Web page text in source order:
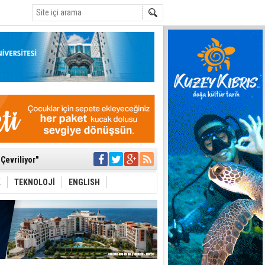
Çevriliyor"
en temel
Festival
yitirdi
geliniyor
yönetim
kalınmaması
TEKNOLOJİ ENGLISH